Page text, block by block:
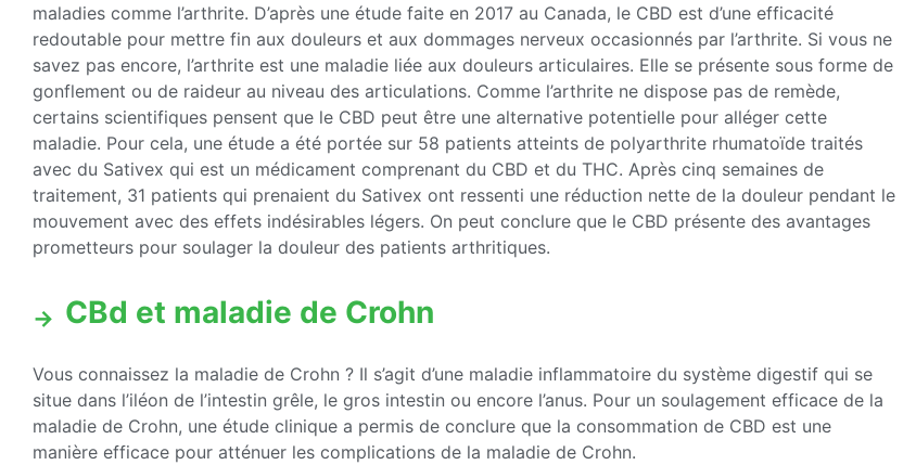
maladies comme l’arthrite. D’après une étude faite en 2017 au Canada, le CBD est d’une efficacité
redoutable pour mettre fin aux douleurs et aux dommages nerveux occasionnés par l’arthrite. Si vous ne
savez pas encore, l’arthrite est une maladie liée aux douleurs articulaires. Elle se présente sous forme de
gonflement ou de raideur au niveau des articulations. Comme l’arthrite ne dispose pas de remède,
certains scientifiques pensent que le CBD peut être une alternative potentielle pour alléger cette
maladie. Pour cela, une étude a été portée sur 58 patients atteints de polyarthrite rhumatoïde traités
avec du Sativex qui est un médicament comprenant du CBD et du THC. Après cinq semaines de
traitement, 31 patients qui prenaient du Sativex ont ressenti une réduction nette de la douleur pendant le
mouvement avec des effets indésirables légers. On peut conclure que le CBD présente des avantages
prometteurs pour soulager la douleur des patients arthritiques.
CBd et maladie de Crohn
Vous connaissez la maladie de Crohn ? Il s’agit d’une maladie inflammatoire du système digestif qui se
situe dans l’iléon de l’intestin grêle, le gros intestin ou encore l’anus. Pour un soulagement efficace de la
maladie de Crohn, une étude clinique a permis de conclure que la consommation de CBD est une
manière efficace pour atténuer les complications de la maladie de Crohn.